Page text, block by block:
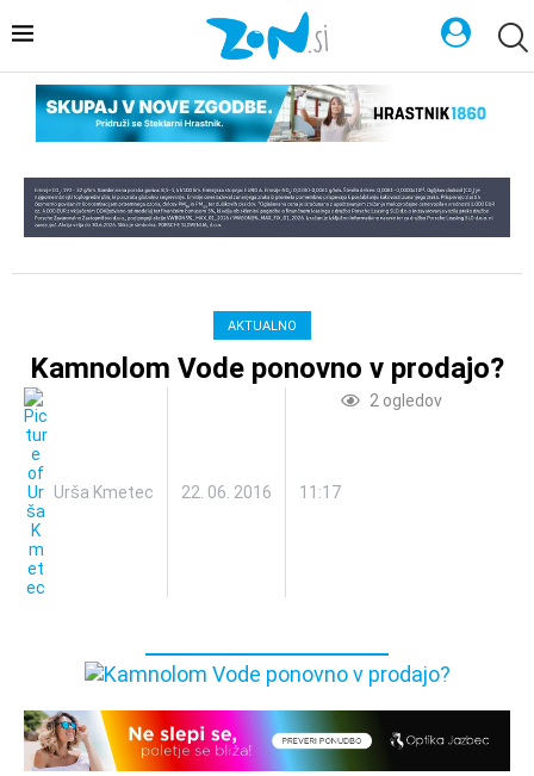
AKTUALNO
Kamnolom Vode ponovno v prodajo?
Urša Kmetec 22. 06. 2016 11:17
2 ogledov